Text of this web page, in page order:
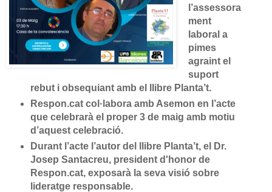
l’assessora
ment
laboral a
pimes
agraint el
suport
rebut i obsequiant amb el llibre Planta’t.
Respon.cat col·labora amb Asemon en l’acte
que celebrarà el proper 3 de maig amb motiu
d’aquest celebració.
Durant l’acte l’autor del llibre Planta’t, el Dr.
Josep Santacreu, president d'honor de
Respon.cat, exposarà la seva visió sobre
lideratge responsable.